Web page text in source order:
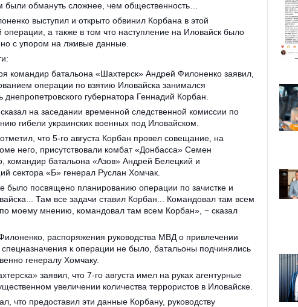
были обмануть сложнее, чем общественность…
выступил и открыто обвинил Корбана в этой
операции, а также в том что наступление на Иловайск было
с упором на лживые данные.
командир батальона «Шахтерск» Андрей Филоненко заявил,
операции по взятию Иловайска занимался
днепропетровского губернатора Геннадий Корбан.
на заседании временной следственной комиссии по
гибели украинских военных под Иловайском.
что 5-го августа Корбан провел совещание, на
него, присутствовали комбат «Донбасса» Семен
командир батальона «Азов» Андрей Белецкий и
сектора «Б» генерал Руслан Хомчак.
было посвящено планированию операции по зачистке и
Там все задачи ставил Корбан... Командовал там всем
моему мнению, командовал там всем Корбан», − сказал
распоряжения руководства МВД о привлечении
спецназначения к операции не было, батальоны подчинялись
генералу Хомчаку.
заявил, что 7-го августа имел на руках агентурные
увеличении количества террористов в Иловайске.
что предоставил эти данные Корбану, руководству